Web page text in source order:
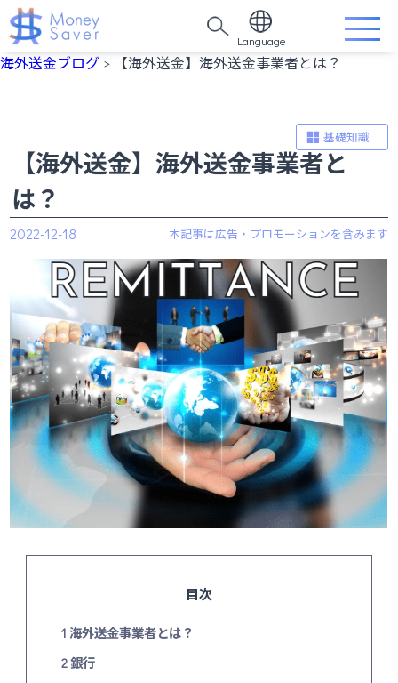
Language
海外送金ブログ > 【海外送金】海外送金事業者とは？
基礎知識
【海外送金】海外送金事業者と
は？
2022-12-18
目次
1 海外送金事業者とは？
2銀行